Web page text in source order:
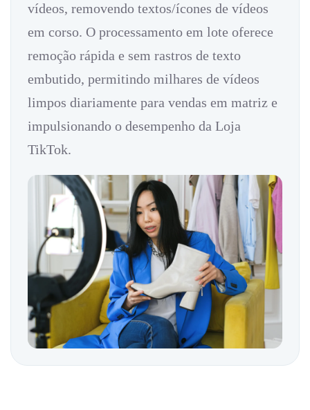
vídeos, removendo textos/ícones de vídeos
em corso. O processamento em lote oferece
remoção rápida e sem rastros de texto
embutido, permitindo milhares de vídeos
limpos diariamente para vendas em matriz e
impulsionando o desempenho da Loja
TikTok.